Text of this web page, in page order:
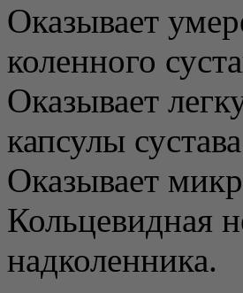
Оказывает
коленного
Оказывает
капсулы
Оказывает
Кольцевидная
надколенника.